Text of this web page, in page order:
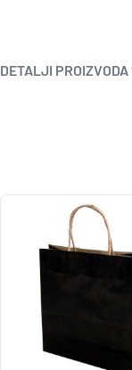
DETALJI PROIZVODA